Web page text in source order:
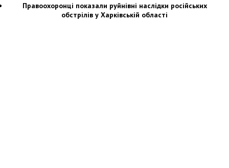
Правоохоронці показали руйнівні наслідки російських
обстрілів у Харківській області